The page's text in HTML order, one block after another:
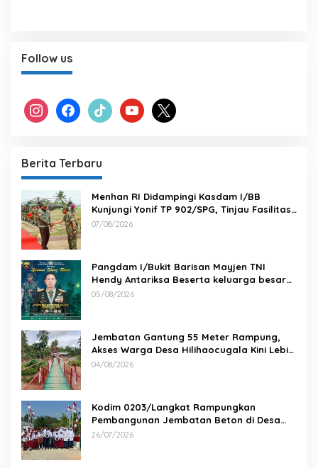
Follow us
instagram facebook tiktok youtube x
Berita Terbaru
Menhan RI Didampingi Kasdam I/BB
Kunjungi Yonif TP 902/SPG, Tinjau Fasilitas
dan Beri Motivasi Prajurit
07/08/2026
Pangdam I/Bukit Barisan Mayjen TNI
Hendy Antariksa Beserta keluarga besar
Kodam I/BB Mengucapkan : Selamat Ulang
05/08/2026
Jembatan Gantung 55 Meter Rampung,
Akses Warga Desa Hilihaocugala Kini Lebih
Aman
04/08/2026
Kodim 0203/Langkat Rampungkan
Pembangunan Jembatan Beton di Desa
Paluh Manis
26/07/2026